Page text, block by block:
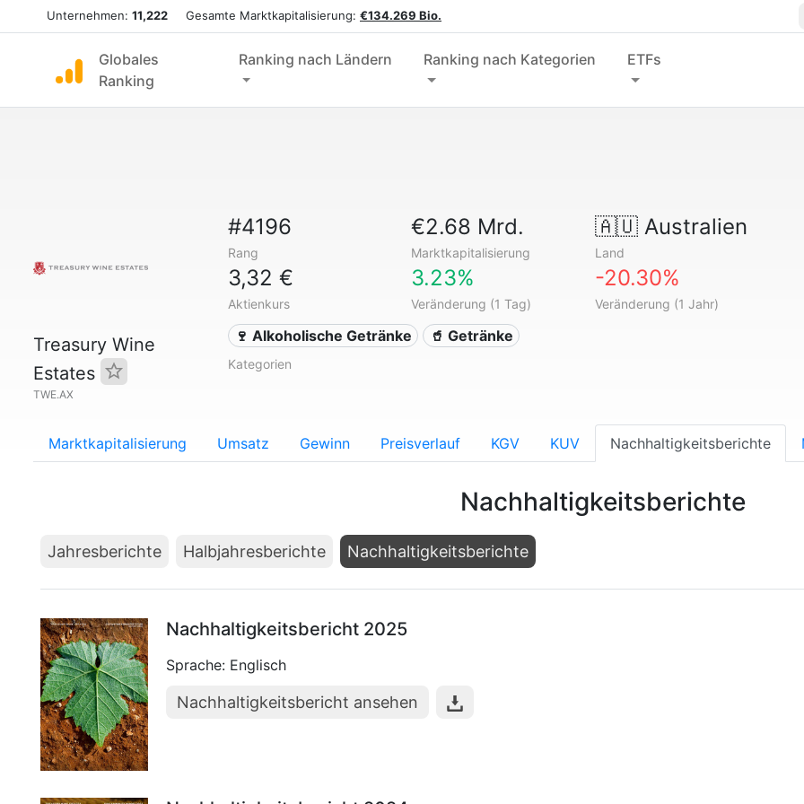
Unternehmen: 11,222 Gesamte Marktkapitalisierung: €134.269 Bio.
Globales
Ranking
Ranking nach Ländern Ranking nach Kategorien ETFs
Treasury Wine
Estates
TWE.AX
#4196
Rang
€2.68 Mrd.
Marktkapitalisierung
🇦🇺Australien
Land
3,32 €
Aktienkurs
3.23%
Veränderung (1 Tag)
-20.30%
Veränderung (1 Jahr)
🍷 Alkoholische Getränke 🥤 Getränke
Kategorien
Marktkapitalisierung Umsatz Gewinn Preisverlauf KGV KUV Nachhaltigkeitsberichte
Nachhaltigkeitsberichte
Jahresberichte Halbjahresberichte Nachhaltigkeitsberichte
Nachhaltigkeitsbericht 2025
Sprache: Englisch
Nachhaltigkeitsbericht ansehen